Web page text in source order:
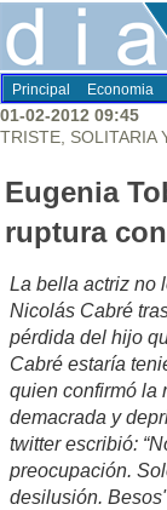
Principal Economia
01-02-2012 09:45
TRISTE, SOLITARIA
Eugenia
ruptura
La bella actriz no
Nicolás Cabré
pérdida del hijo
Cabré estaría
quien confirmó la
demacrada y
twitter escribió:
preocupación.
desilusión.